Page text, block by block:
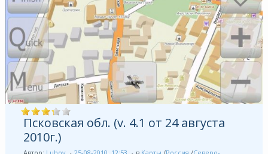
Псковская обл. (v. 4.1 от 24 августа
2010г.)